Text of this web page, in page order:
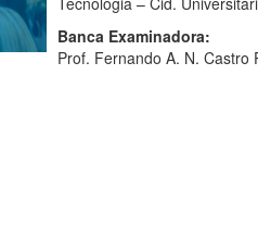
Banca Examinadora:
Prof. Fernando A. N. Castro